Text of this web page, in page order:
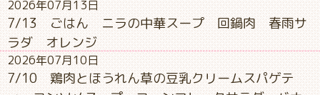
2026年07月13日
7/13 ごはん ニラの中華スープ 回鍋肉 春雨サ
ラダ オレンジ
2026年07月10日
7/10 鶏肉とほうれん草の豆乳クリームスパゲテ